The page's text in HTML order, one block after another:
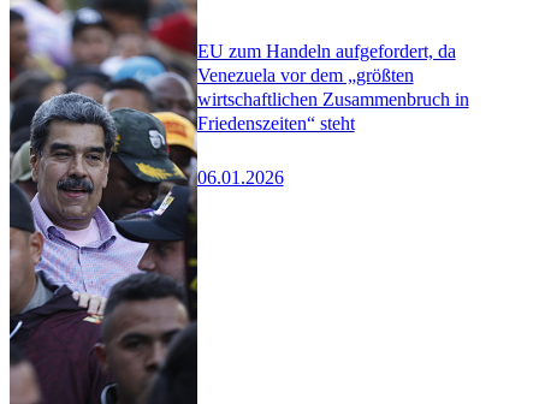
EU zum Handeln aufgefordert, da
Venezuela vor dem „größten
wirtschaftlichen Zusammenbruch in
Friedenszeiten“ steht
06.01.2026